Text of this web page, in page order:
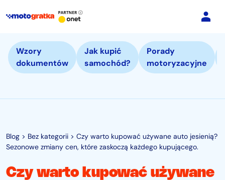
Wzory
dokumentów
Jak kupić
samochód?
Porady
motoryzacyjne
Blog > Bez kategorii > Czy warto kupować używane auto jesienią?
Sezonowe zmiany cen, które zaskoczą każdego kupującego.
Czy warto kupować używane